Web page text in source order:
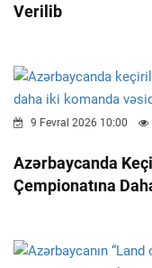
Verilib
9 Fevral 2026 10:00
Azərbaycanda
Çempionatına